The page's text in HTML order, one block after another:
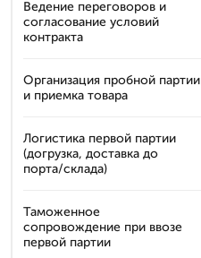
Ведение переговоров и
согласование условий
контракта
Организация пробной партии
и приемка товара
Логистика первой партии
(догрузка, доставка до
порта/склада)
Таможенное
сопровождение при ввозе
первой партии